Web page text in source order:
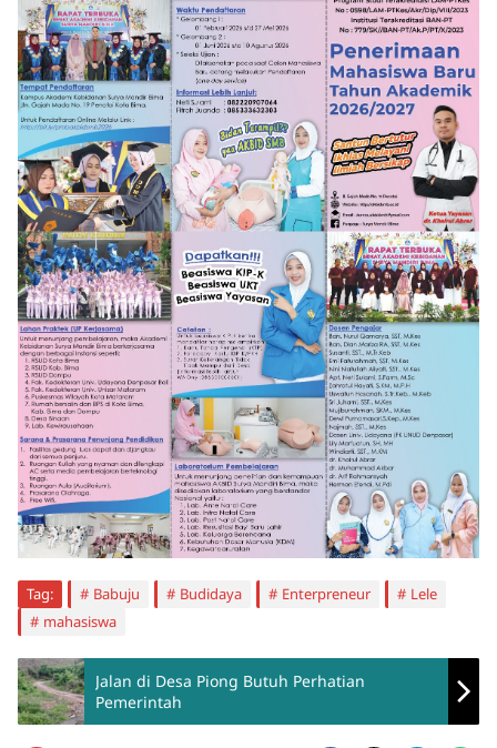
Tag: Babuju Budidaya Enterpreneur
Lele
mahasiswa
Jalan di Desa Piong Butuh Perhatian
Pemerintah